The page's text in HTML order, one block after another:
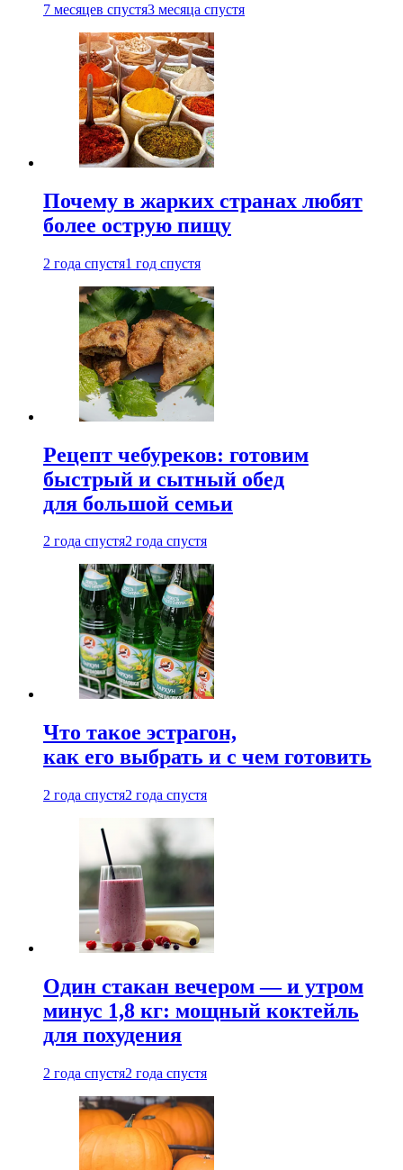
7 месяцев спустя3 месяца спустя
Почему в жарких странах любят
более острую пищу
2 года спустя1 год спустя
Рецепт чебуреков: готовим
быстрый и сытный обед
для большой семьи
2 года спустя2 года спустя
Что такое эстрагон,
как его выбрать и с чем готовить
2 года спустя2 года спустя
Один стакан вечером — и утром
минус 1,8 кг: мощный коктейль
для похудения
2 года спустя2 года спустя